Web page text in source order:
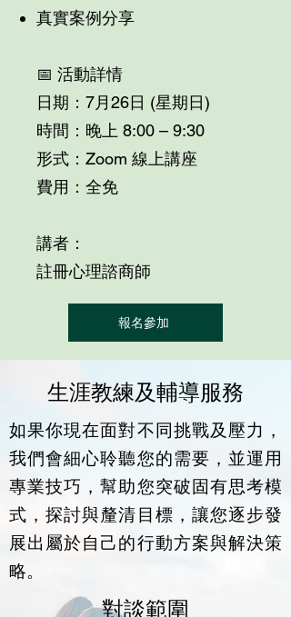
真實案例分享
📅 活動詳情
日期：7月26日 (星期日)
時間：晚上 8:00 – 9:30
形式：Zoom 線上講座
費用：全免
講者：
註冊心理諮商師
報名參加
生涯教練及輔導服務
如果你現在面對不同挑戰及壓力，
我們會細心聆聽您的需要，並運用
專業技巧，幫助您突破固有思考模
式，探討與釐清目標，讓您逐步發
展出屬於自己的行動方案與解決策
略。
對談範圍